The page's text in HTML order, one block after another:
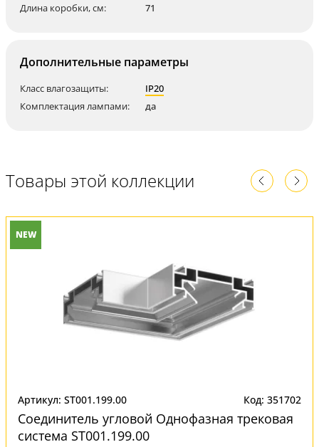
Длина коробки, см: 71
Дополнительные параметры
Класс влагозащиты:
IP20
Комплектация лампами:
да
Товары этой коллекции
NEW
Артикул: ST001.199.00 Код: 351702
Соединитель угловой Однофазная трековая
система ST001.199.00